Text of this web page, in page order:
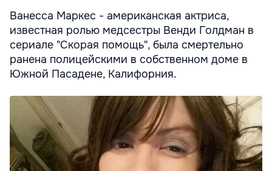
Ванесса Маркес - американская актриса,
известная ролью медсестры Венди Голдман в
сериале "Скорая помощь", была смертельно
ранена полицейскими в собственном доме в
Южной Пасадене, Калифорния.